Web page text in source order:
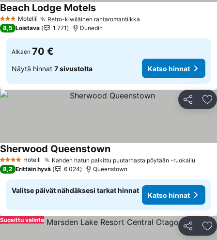
3 Tähtiluokitus
Motelli Retro-kiwiläinen rantaromantiikka
Beach Lodge MotelsKatso hinnat
8,5 Loistava 1 771 Dunedin
Alkaen 70 €
Näytä hinnat 7 sivustolta Katso hinnat
Jaa
4 Tähtiluokitus
Hotelli Kahden hatun palkittu puutarhasta pöytään -ruokailu
Sherwood QueenstownKatso hinnat
8,2 Erittäin hyvä 6 024 Queenstown
Valitse päivät nähdäksesi tarkat hinnat
Katso hinnat
Jaa
Suosittu valinta